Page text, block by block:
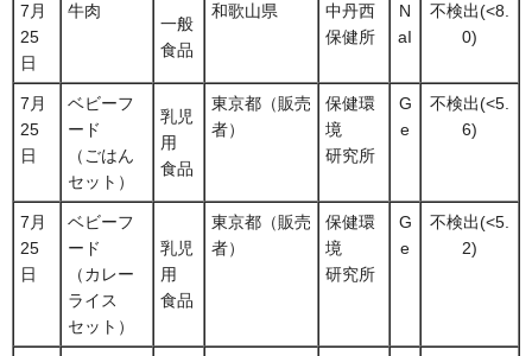
7月
25
日
牛肉
一般
食品
和歌山県
中丹西
保健所
N
aI
不検出(<8.
0)
7月
25
日
ベビーフ
ード
（ごはん
セット）
乳児
用
食品
東京都（販売
者）
保健環
境
研究所
G
e
不検出(<5.
6)
7月
25
日
ベビーフ
ード
（カレー
ライス
セット）
乳児
用
食品
東京都（販売
者）
保健環
境
研究所
G
e
不検出(<5.
2)